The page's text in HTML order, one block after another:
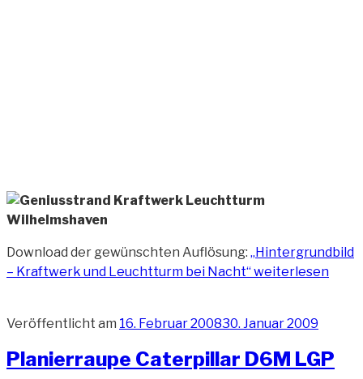
Download der gewünschten Auflösung: „Hintergrundbild
– Kraftwerk und Leuchtturm bei Nacht“weiterlesen
Veröffentlicht am 16. Februar 200830. Januar 2009
Planierraupe Caterpillar D6M LGP